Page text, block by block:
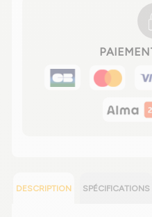
DESCRIPTION SPÉCIFICATIONS